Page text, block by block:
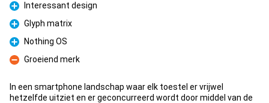
Pro
Interessant design
Pro
Glyph matrix
Pro
Nothing OS
Con
Groeiend merk
In een smartphone landschap waar elk toestel er vrijwel
hetzelfde uitziet en er geconcurreerd wordt door middel van de